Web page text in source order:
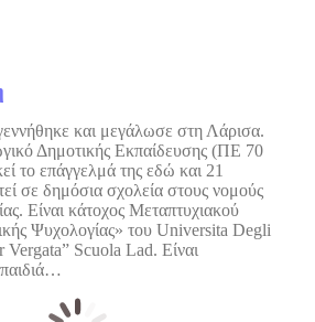
και μεγάλωσε στη Λάρισα.
Δημοτικής Εκπαίδευσης (ΠΕ 70
το επάγγελμά της εδώ και 21
σε δημόσια σχολεία στους νομούς
Είναι κάτοχος Μεταπτυχιακού
Ψυχολογίας» του Universita Degli
Scuola Lad. Είναι